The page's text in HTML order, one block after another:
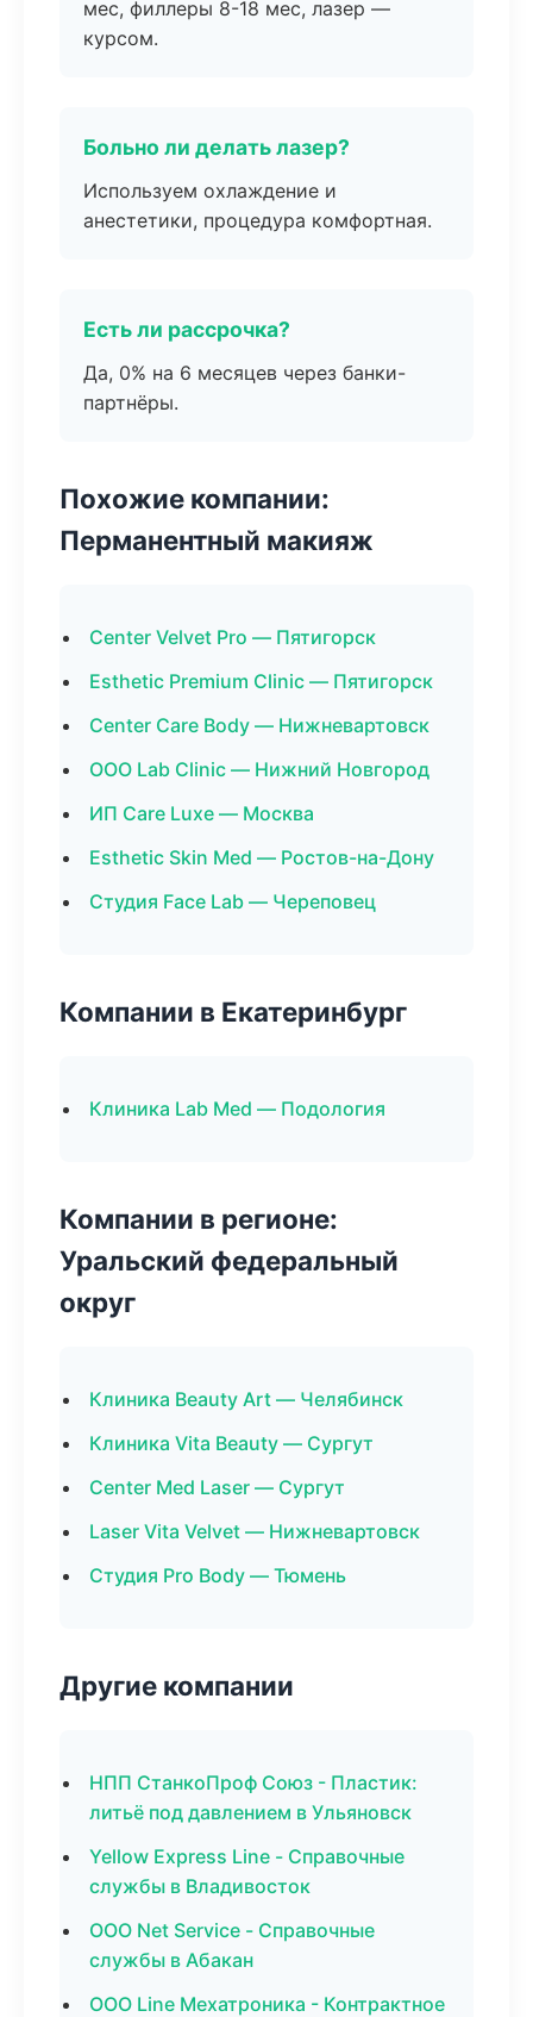
мес, филлеры 8-18 мес, лазер —
курсом.
Больно ли делать лазер?
Используем охлаждение и
анестетики, процедура комфортная.
Есть ли рассрочка?
Да, 0% на 6 месяцев через банки-
партнёры.
Похожие компании:
Перманентный макияж
Center Velvet Pro — Пятигорск
Esthetic Premium Clinic — Пятигорск
Center Care Body — Нижневартовск
ООО Lab Clinic — Нижний Новгород
ИП Care Luxe — Москва
Esthetic Skin Med — Ростов-на-Дону
Студия Face Lab — Череповец
Компании в Екатеринбург
Клиника Lab Med — Подология
Компании в регионе:
Уральский федеральный
округ
Клиника Beauty Art — Челябинск
Клиника Vita Beauty — Сургут
Center Med Laser — Сургут
Laser Vita Velvet — Нижневартовск
Студия Pro Body — Тюмень
Другие компании
НПП СтанкоПроф Союз - Пластик:
литьё под давлением в Ульяновск
Yellow Express Line - Справочные
службы в Владивосток
ООО Net Service - Справочные
службы в Абакан
ООО Line Мехатроника - Контрактное